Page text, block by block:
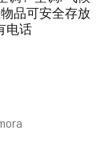
品可安全存放
电话